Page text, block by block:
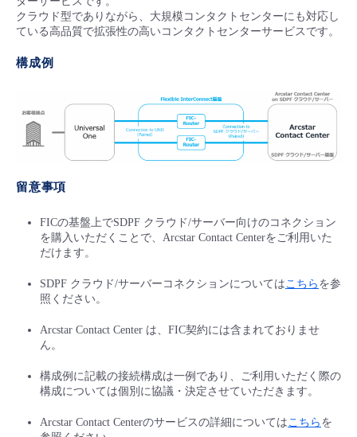
クラウド型でありながら、大規模コンタクトセンターにも対応し
ている高品質で拡張性の高いコンタクトセンターサービスです。
構成例
留意事項
FICの基盤上でSDPF クラウド/サーバー向けのコネクション
を購入いただくことで、Arcstar Contact Centerをご利用いた
だけます。
SDPF クラウド/サーバーコネクションについては こちら を参
照ください。
Arcstar Contact Center は、FIC契約には含まれておりませ
ん。
構成例に記載の接続構成は一例であり、ご利用いただく際の
構成については個別に協議・決定させていただきます。
Arcstar Contact Centerのサービスの詳細については こちら を